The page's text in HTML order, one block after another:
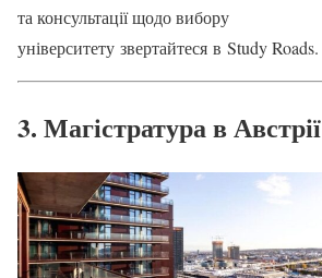
та консультації щодо вибору
університету звертайтеся в Study Roads.
3. Магістратура в Австрії